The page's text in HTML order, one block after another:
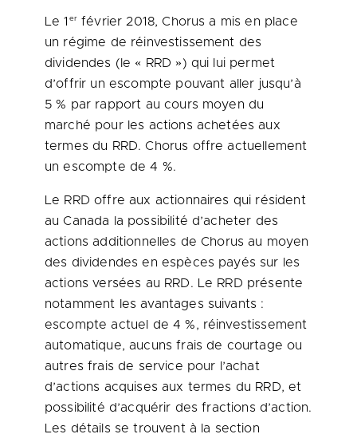
Le 1 erfévrier 2018, Chorus a mis en place
un régime de réinvestissement des
dividendes (le « RRD ») qui lui permet
d’offrir un escompte pouvant aller jusqu’à
5 % par rapport au cours moyen du
marché pour les actions achetées aux
termes du RRD. Chorus offre actuellement
un escompte de 4 %.
Le RRD offre aux actionnaires qui résident
auCanada la possibilité d’acheter des
actions additionnelles de Chorus au moyen
des dividendes en espèces payés sur les
actions versées au RRD. Le RRD présente
notamment les avantages suivants :
escompte actuel de 4 %, réinvestissement
automatique, aucuns frais de courtage ou
autres frais de service pour l’achat
d’actions acquises aux termes du RRD, et
possibilité d’acquérir des fractions d’action.
Les détails se trouvent à la section